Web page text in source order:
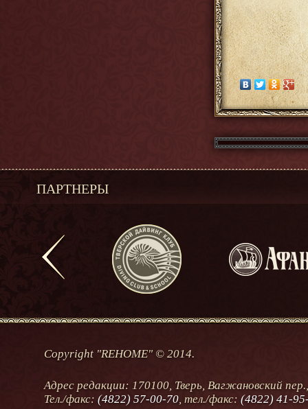
ПАРТНЕРЫ
Copyright "REHOME" © 2014.
Адрес редакции: 170100, Тверь, Вагжановский
Тел./факс: (4822) 57-00-70, тел./факс: (4822) 41-